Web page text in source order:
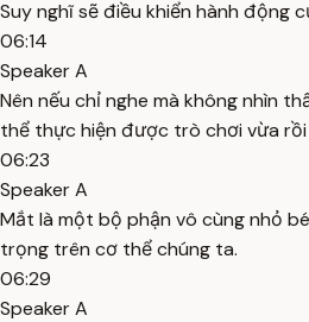
Suy nghĩ sẽ điều khiển hành động
06:14
Speaker A
Nên nếu chỉ nghe mà không nhìn
thể thực hiện được trò chơi vừa
06:23
Speaker A
Mắt là một bộ phận vô cùng nhỏ
trọng trên cơ thể chúng ta.
06:29
Speaker A